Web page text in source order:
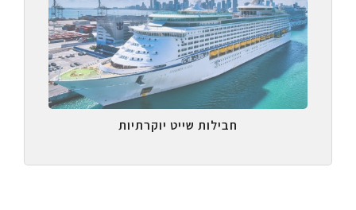
חבילות שייט יוקרתיות